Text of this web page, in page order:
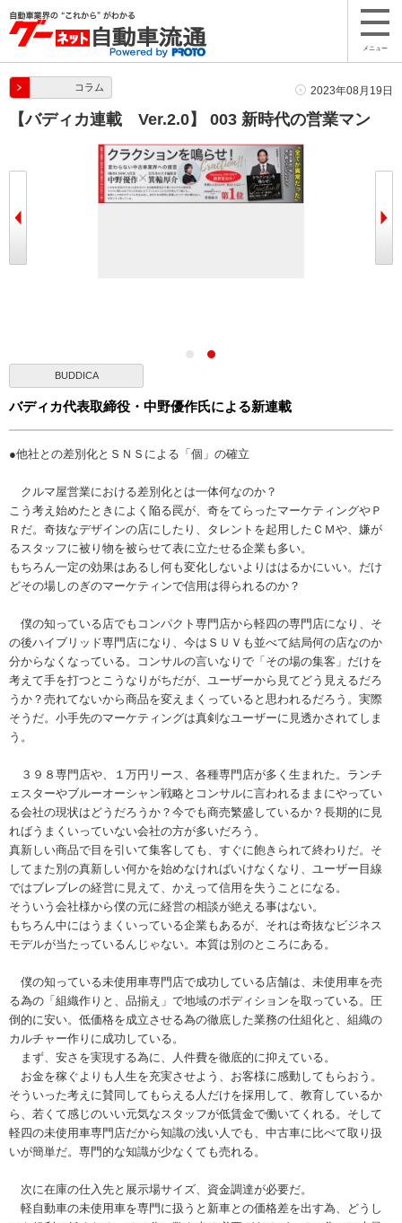
メニュー
コラム 2023年08月19日
【バディカ連載 Ver.2.0】 003 新時代の営業マン
BUDDICA
バディカ代表取締役・中野優作氏による新連載
●他社との差別化とＳＮＳによる「個」の確立
クルマ屋営業における差別化とは一体何なのか？
こう考え始めたときによく陥る罠が、奇をてらったマーケティングやＰ
Ｒだ。奇抜なデザインの店にしたり、タレントを起用したＣＭや、嫌が
るスタッフに被り物を被らせて表に立たせる企業も多い。
もちろん一定の効果はあるし何も変化しないよりははるかにいい。だけ
どその場しのぎのマーケティンで信用は得られるのか？
僕の知っている店でもコンパクト専門店から軽四の専門店になり、そ
の後ハイブリッド専門店になり、今はＳＵＶも並べて結局何の店なのか
分からなくなっている。コンサルの言いなりで「その場の集客」だけを
考えて手を打つとこうなりがちだが、ユーザーから見てどう見えるだろ
うか？売れてないから商品を変えまくっていると思われるだろう。実際
そうだ。小手先のマーケティングは真剣なユーザーに見透かされてしま
う。
３９８専門店や、１万円リース、各種専門店が多く生まれた。ランチ
ェスターやブルーオーシャン戦略とコンサルに言われるままにやってい
る会社の現状はどうだろうか？今でも商売繁盛しているか？長期的に見
ればうまくいっていない会社の方が多いだろう。
真新しい商品で目を引いて集客しても、すぐに飽きられて終わりだ。そ
してまた別の真新しい何かを始めなければいけなくなり、ユーザー目線
ではブレブレの経営に見えて、かえって信用を失うことになる。
そういう会社様から僕の元に経営の相談が絶える事はない。
もちろん中にはうまくいっている企業もあるが、それは奇抜なビジネス
モデルが当たっているんじゃない。本質は別のところにある。
僕の知っている未使用車専門店で成功している店舗は、未使用車を売
る為の「組織作りと、品揃え」で地域のポディションを取っている。圧
倒的に安い。低価格を成立させる為の徹底した業務の仕組化と、組織の
カルチャー作りに成功している。
まず、安さを実現する為に、人件費を徹底的に抑えている。
お金を稼ぐよりも人生を充実させよう、お客様に感動してもらおう。
そういった考えに賛同してもらえる人だけを採用して、教育しているか
ら、若くて感じのいい元気なスタッフが低賃金で働いてくれる。そして
軽四の未使用車専門店だから知識の浅い人でも、中古車に比べて取り扱
いが簡単だ。専門的な知識が少なくても売れる。
次に在庫の仕入先と展示場サイズ、資金調達が必要だ。
軽自動車の未使用車を専門に扱うと新車との価格差を出す為、どうし